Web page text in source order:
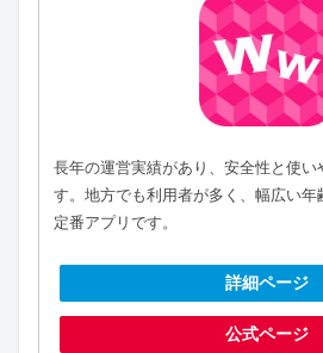
長年の運営実績があり、安全性と使い
す。地方でも利用者が多く、幅広い年
定番アプリです。
詳細ページ
公式ページ